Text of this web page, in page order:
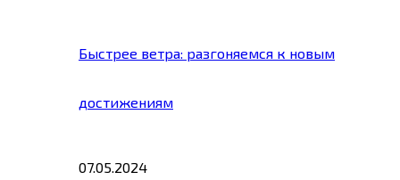
Быстрее ветра: разгоняемся к новым
достижениям
07.05.2024